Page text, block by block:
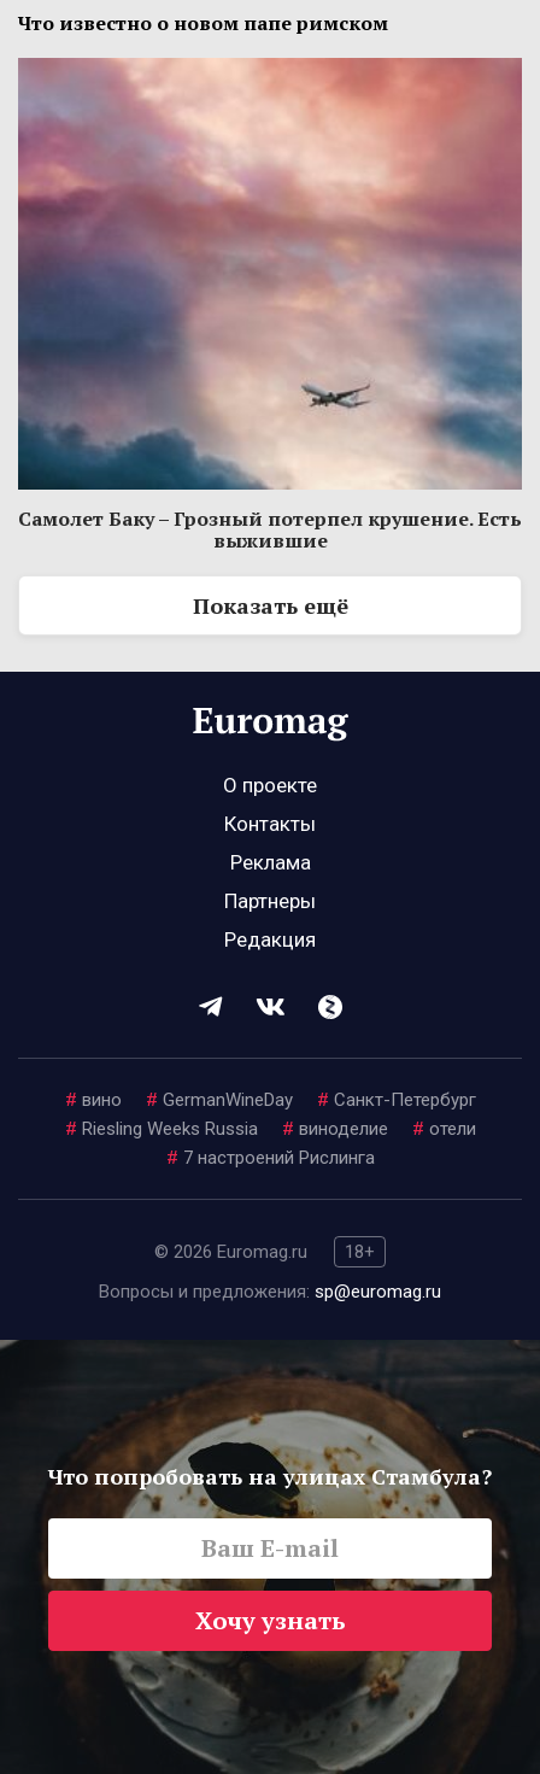
Что известно о новом папе римском
Самолет Баку – Грозный потерпел крушение. Есть
выжившие
Показать ещё
О проекте
Контакты
Реклама
Партнеры
Редакция
# вино # GermanWineDay # Санкт-Петербург
# Riesling Weeks Russia # виноделие # отели
# 7 настроений Рислинга
© 2026 Euromag.ru
18+
Вопросы и предложения: sp@euromag.ru
Что попробовать на улицах Стамбула?
Хочу узнать